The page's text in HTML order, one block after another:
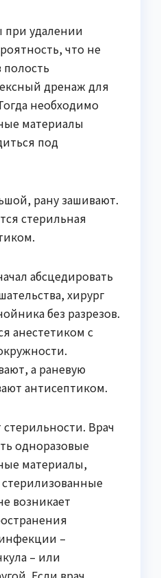
при удалении
что не
дренаж для
необходимо
материалы
под
рану зашивают.
стерильная
абсцедировать
хирург
без разрезов.
анестетиком с
а раневую
антисептиком.
Врач
одноразовые
материалы,
возникает
–
– или